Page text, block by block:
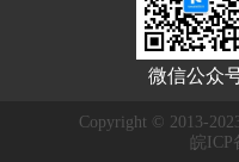
微信公众
Copyright © 2013-
皖ICP